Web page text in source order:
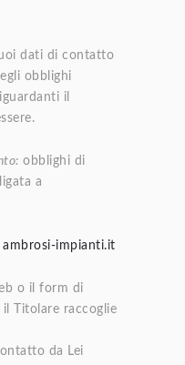
dati di contatto
obblighi
il
obblighi di
a
ambrosi-impianti.it
o il form di
Titolare raccoglie
da Lei